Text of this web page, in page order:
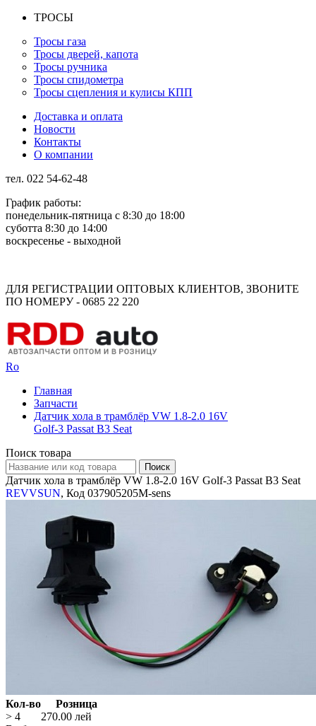
ТРОСЫ
Тросы газа
Тросы дверей, капота
Тросы ручника
Тросы спидометра
Тросы сцепления и кулисы КПП
Доставка и оплата
Новости
Контакты
О компании
тел. 022 54-62-48
График работы:
понедельник-пятница с 8:30 до 18:00
суботта 8:30 до 14:00
воскресенье - выходной
ДЛЯ РЕГИСТРАЦИИ ОПТОВЫХ КЛИЕНТОВ, ЗВОНИТЕ
ПО НОМЕРУ - 0685 22 220
Ro
Главная
Запчасти
Датчик хола в трамблёр VW 1.8-2.0 16V
Golf-3 Passat B3 Seat
Поиск товара
Датчик хола в трамблёр VW 1.8-2.0 16V Golf-3 Passat B3 Seat
REVVSUN, Код 037905205M-sens
Кол-во
Розница
> 4
270.00 лей